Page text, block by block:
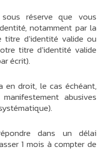
réserve que vous
notamment par la
titre d’identité valide ou
titre d’identité valide
écrit).
en droit, le cas échéant,
abusives
dans un délai
1 mois à compter de